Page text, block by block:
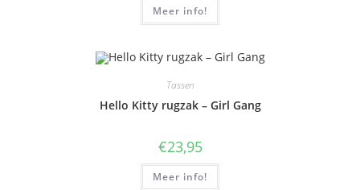
Meer info!
Tassen
Hello Kitty rugzak – Girl Gang
€23,95
Meer info!